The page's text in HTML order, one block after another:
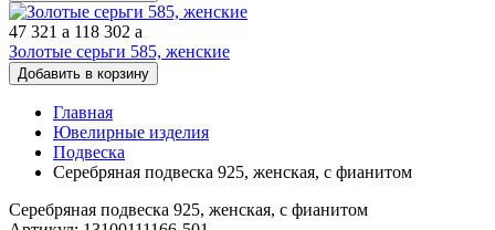
47 321 a 118 302 a
Золотые серьги 585, женские
Добавить в корзину
Главная
Ювелирные изделия
Подвеска
Серебряная подвеска 925, женская, с фианитом
Серебряная подвеска 925, женская, с фианитом